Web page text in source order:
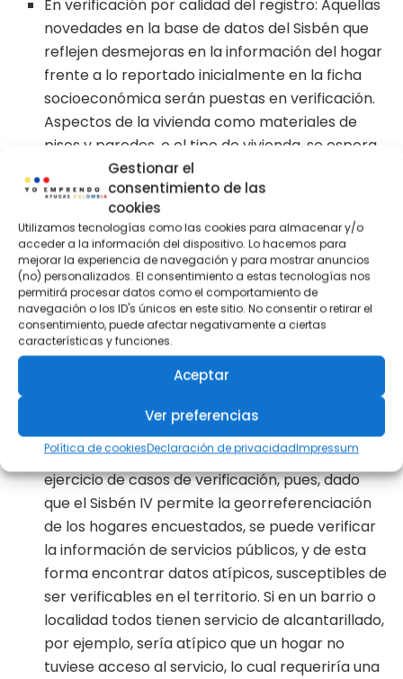
Gestionar el
consentimiento de las
cookies
Utilizamos tecnologías como las cookies para almacenar y/o
acceder a la información del dispositivo. Lo hacemos para
mejorar la experiencia de navegación y para mostrar anuncios
(no) personalizados. El consentimiento a estas tecnologías nos
permitirá procesar datos como el comportamiento de
navegación o los ID's únicos en este sitio. No consentir o retirar el
consentimiento, puede afectar negativamente a ciertas
características y funciones.
Aceptar
Ver preferencias
Política de cookiesDeclaración de privacidadImpressum
En verificación por calidad del registro: Aquellas
novedades en la base de datos del Sisbén que
reflejen desmejoras en la información del hogar
frente a lo reportado inicialmente en la ficha
socioeconómica serán puestas en verificación.
Aspectos de la vivienda como materiales de
pisos y paredes, o el tipo de vivienda, se espera
que mejoren en el tiempo, no lo contrario. Una
vivienda reportada como casa y que en
registros administrativos más recientes
aparezca como apartamento o cuarto será
sujeta de verificación.
En verificación por inconsistencia de la
información de acceso a servicios públicos: El
Sisbén IV representa una oportunidad para
hacer uso de herramientas de Big Data e
innovar en la generación de datos; en este
aspecto, se destaca el ejercicio de “Análisis de
vecinos cercanos”, una herramienta de
aprendizaje automático que puede ser útil en el
ejercicio de casos de verificación, pues, dado
que el Sisbén IV permite la georreferenciación
de los hogares encuestados, se puede verificar
la información de servicios públicos, y de esta
forma encontrar datos atípicos, susceptibles de
ser verificables en el territorio. Si en un barrio o
localidad todos tienen servicio de alcantarillado,
por ejemplo, sería atípico que un hogar no
tuviese acceso al servicio, lo cual requeriría una